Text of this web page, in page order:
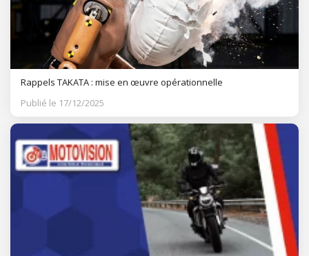
Rappels TAKATA : mise en œuvre opérationnelle
Publié le 17/12/2025